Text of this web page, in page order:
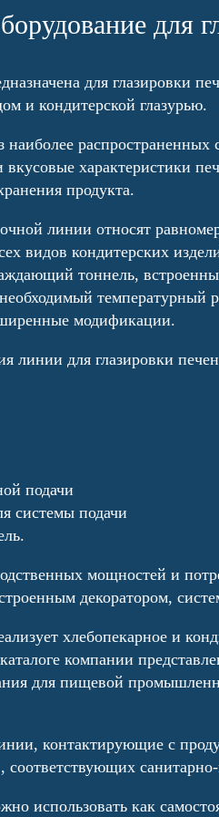
для
для глазировки
и кондитерской глазурью.
наиболее
вкусовые характеристики
продукта.
линии относят
видов кондитерских
тоннель,
температурный
модификации.
линии для глазировки
подачи
системы подачи
мощностей и
декоратором,
хлебопекарное и
компании
для пищевой
контактирующие с
соответствующих
использовать как